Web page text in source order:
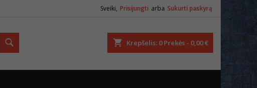
Sveiki, Prisijungti arba Sukurti paskyrą
Krepšelis 0 Prekės - 0,00 €